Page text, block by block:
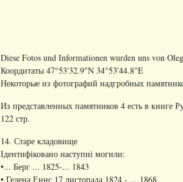
Diese Fotos und Informationen wurden uns von
Коордитаты 47°53'32.9"N 34°53'44.8"E
Некоторые из фотографий надгробных
Из представленных памятников 4 есть в книге
122 стр.
14. Старе кладовище
Ідентифіковано наступні могили:
•... Берг ... 1825-... 1843
• Гелена Еннс 17 листопада 1824 - ... 1868